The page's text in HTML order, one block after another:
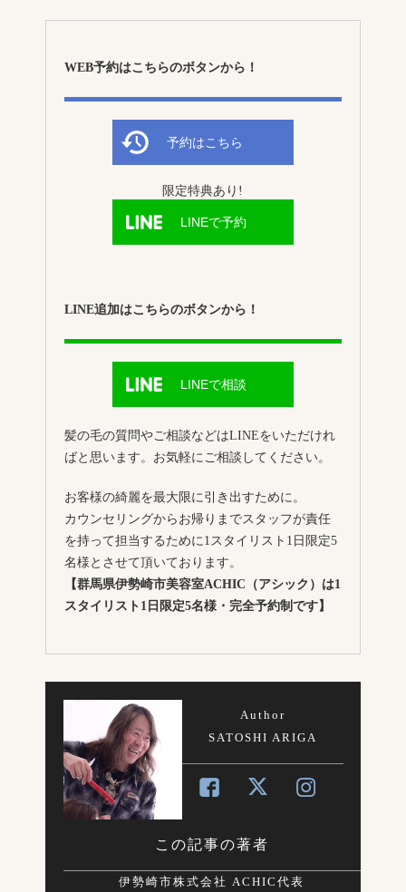
WEB予約はこちらのボタンから！
予約はこちら
限定特典あり!
LINEで予約
LINE追加はこちらのボタンから！
LINEで相談
髪の毛の質問やご相談などはLINEをいただけれ
ばと思います。お気軽にご相談してください。
お客様の綺麗を最大限に引き出すために。
カウンセリングからお帰りまでスタッフが責任
を持って担当するために1スタイリスト1日限定5
名様とさせて頂いております。
【群馬県伊勢崎市美容室ACHIC（アシック）は1
スタイリスト1日限定5名様・完全予約制です】
Author
SATOSHI ARIGA
この記事の著者
伊勢崎市株式会社 ACHIC代表